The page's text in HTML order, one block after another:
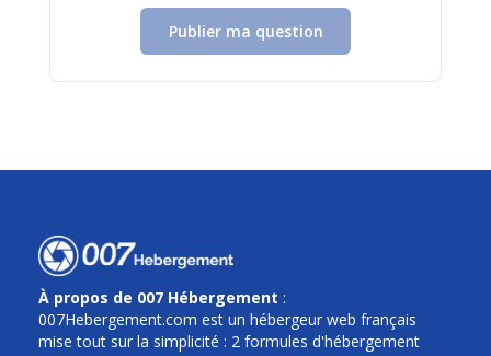
Publier ma question
À propos de 007 Hébergement :
007Hebergement.com est un hébergeur web français
mise tout sur la simplicité : 2 formules d'hébergement